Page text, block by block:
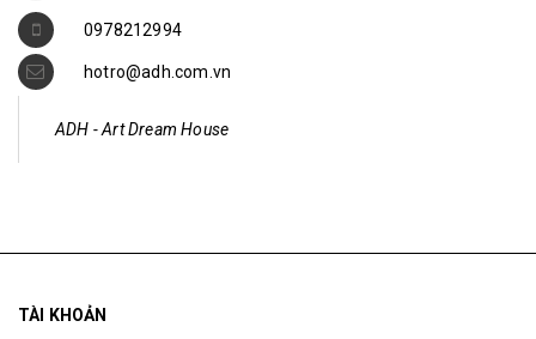
0978212994
hotro@adh.com.vn
ADH - Art Dream House
TÀI KHOẢN